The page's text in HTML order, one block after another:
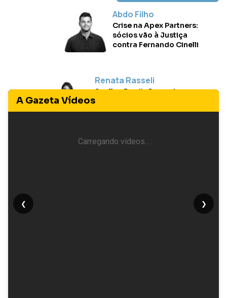
Abdo Filho
Crise na Apex Partners:
sócios vão à Justiça
contra Fernando Cinelli
Renata Rasseli
Suellen Perdigão ganha
festa de aniversário
surpresa em Vitória
Vilmara Fernandes
A Gazeta Vídeos
Carregando vídeos...
❮ ❯